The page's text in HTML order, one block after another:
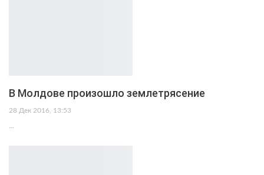
В Молдове произошло землетрясение
28 Дек 2016, 13:53